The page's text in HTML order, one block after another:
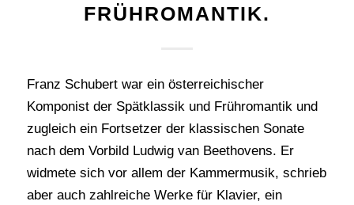
FRÜHROMANTIK.
Franz Schubert war ein österreichischer
Komponist der Spätklassik und Frühromantik und
zugleich ein Fortsetzer der klassischen Sonate
nach dem Vorbild Ludwig van Beethovens. Er
widmete sich vor allem der Kammermusik, schrieb
aber auch zahlreiche Werke für Klavier, ein